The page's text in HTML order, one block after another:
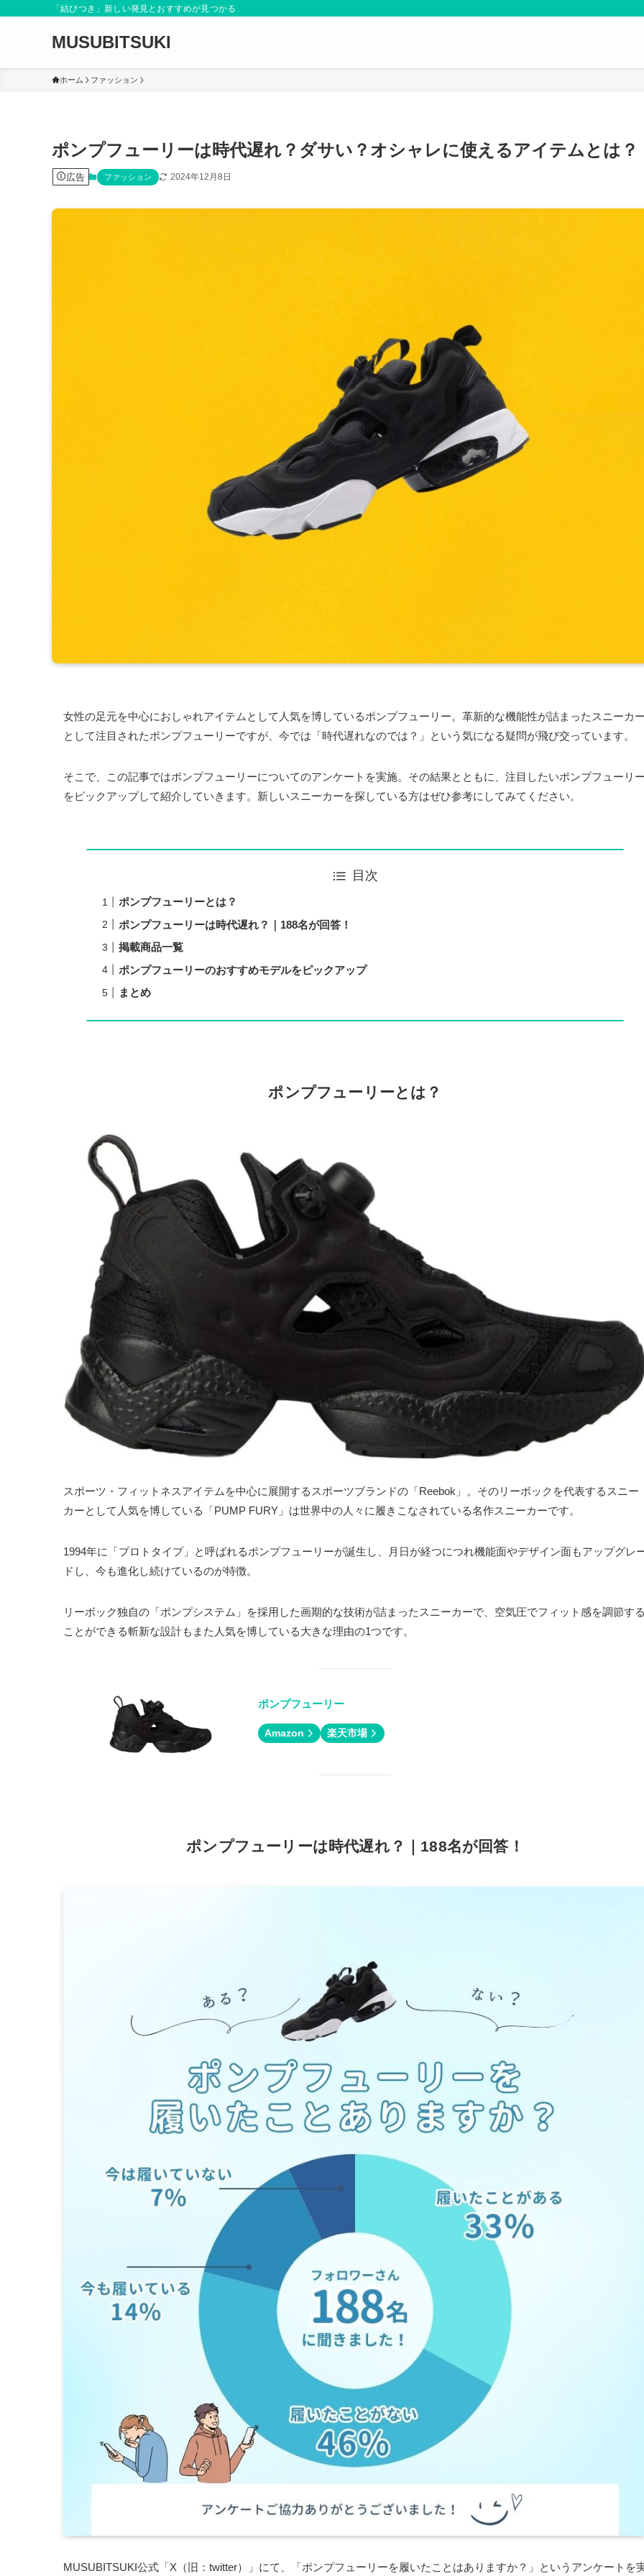
「結びつき」新しい発見とおすすめが見つかる
MUSUBITSUKI
ホーム ファッション
ポンプフューリーは時代遅れ？ダサい？オシャレに使えるアイテムとは？
広告 ファッション 2024年12月8日
女性の足元を中心におしゃれアイテムとして人気を博しているポンプフューリー。革新的な機能性が詰まったスニーカ
として注目されたポンプフューリーですが、今では「時代遅れなのでは？」という気になる疑問が飛び交っています。
そこで、この記事ではポンプフューリーについてのアンケートを実施。その結果とともに、注目したいポンプフューリ
をピックアップして紹介していきます。新しいスニーカーを探している方はぜひ参考にしてみてください。
目次
ポンプフューリーとは？
ポンプフューリーは時代遅れ？｜188名が回答！
掲載商品一覧
ポンプフューリーのおすすめモデルをピックアップ
まとめ
ポンプフューリーとは？
スポーツ・フィットネスアイテムを中心に展開するスポーツブランドの「Reebok」。そのリーボックを代表するスニー
カーとして人気を博している「PUMP FURY」は世界中の人々に履きこなされている名作スニーカーです。
1994年に「プロトタイプ」と呼ばれるポンプフューリーが誕生し、月日が経つにつれ機能面やデザイン面もアップグレ
ドし、今も進化し続けているのが特徴。
リーボック独自の「ポンプシステム」を採用した画期的な技術が詰まったスニーカーで、空気圧でフィット感を調節す
ことができる斬新な設計もまた人気を博している大きな理由の1つです。
ポンプフューリー
Amazon 楽天市場
ポンプフューリーは時代遅れ？｜188名が回答！
MUSUBITSUKI公式「X（旧：twitter）」にて、「ポンプフューリーを履いたことはありますか？」というアンケートを